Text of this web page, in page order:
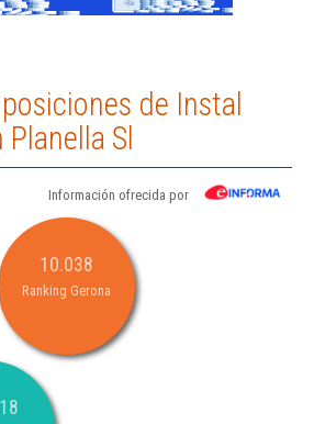
de Instal
Sl
Información ofrecida por
10.038
Ranking Gerona